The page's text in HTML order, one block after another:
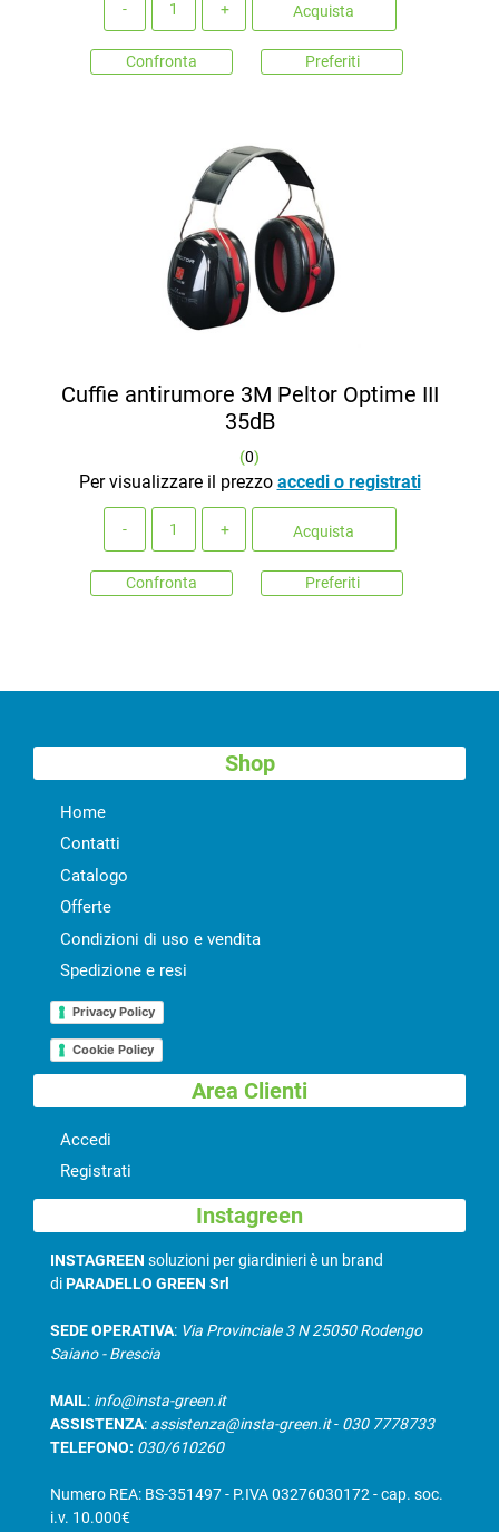
Acquista
Confronta Preferiti
Cuffie antirumore 3M Peltor Optime III
35dB
(0)
Per visualizzare il prezzo accedi o registrati
Acquista
Confronta Preferiti
Shop
Home
Contatti
Catalogo
Offerte
Condizioni di uso e vendita
Spedizione e resi
Privacy Policy
Cookie Policy
Area Clienti
Accedi
Registrati
Instagreen
INSTAGREEN soluzioni per giardinieri è un brand
diPARADELLO GREEN Srl
SEDE OPERATIVA: Via Provinciale 3 N 25050 Rodengo
Saiano - Brescia
MAIL: info@insta-green.it
ASSISTENZA: assistenza@insta-green.it- 030 7778733
TELEFONO: 030/610260
Numero REA: BS-351497 - P.IVA 03276030172 - cap. soc.
i.v. 10.000€